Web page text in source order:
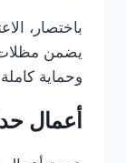
باختصار،
يضمن مظلات
وحماية
أعمال